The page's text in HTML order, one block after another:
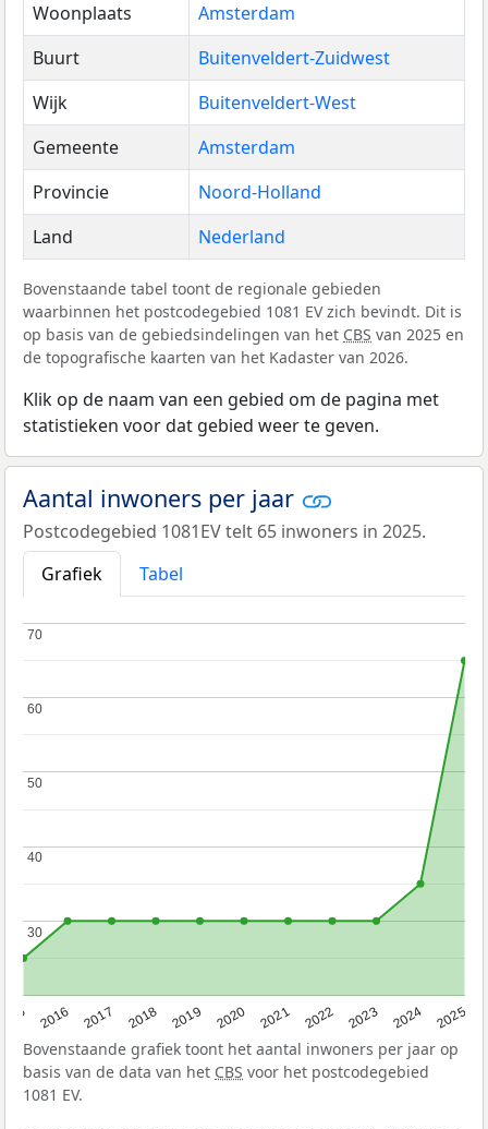
Woonplaats
Amsterdam
Buurt
Buitenveldert-Zuidwest
Wijk
Buitenveldert-West
Gemeente
Amsterdam
Provincie
Noord-Holland
Land
Nederland
Bovenstaande tabel toont de regionale gebieden
waarbinnen het postcodegebied 1081 EV zich bevindt. Dit is
op basis van de gebiedsindelingen van het CBS van 2025 en
de topografische kaarten van het Kadaster van 2026.
Klik op de naam van een gebied om de pagina met
statistieken voor dat gebied weer te geven.
Aantal inwoners per jaar
Postcodegebied 1081EV telt 65 inwoners in 2025.
Grafiek
Tabel
2016 2017 2018 2019 2020 2021 2022 2023 2024 2025
30
30
40
40
50
50
60
60
70
70
Bovenstaande grafiek toont het aantal inwoners per jaar op
basis van de data van het CBS voor het postcodegebied
1081 EV.